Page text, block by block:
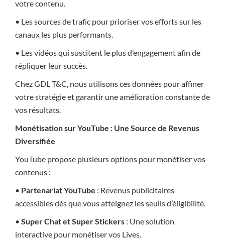
votre contenu.
• Les sources de trafic pour prioriser vos efforts sur les
canaux les plus performants.
• Les vidéos qui suscitent le plus d’engagement afin de
répliquer leur succès.
Chez GDL T&C, nous utilisons ces données pour affiner
votre stratégie et garantir une amélioration constante de
vos résultats.
Monétisation sur YouTube : Une Source de Revenus
Diversifiée
YouTube propose plusieurs options pour monétiser vos
contenus :
• Partenariat YouTube : Revenus publicitaires
accessibles dès que vous atteignez les seuils d’éligibilité.
• Super Chat et Super Stickers : Une solution
interactive pour monétiser vos Lives.